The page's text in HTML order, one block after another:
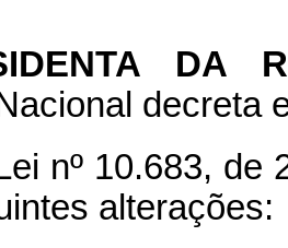
DA
decreta
nº 10.683,
alterações: